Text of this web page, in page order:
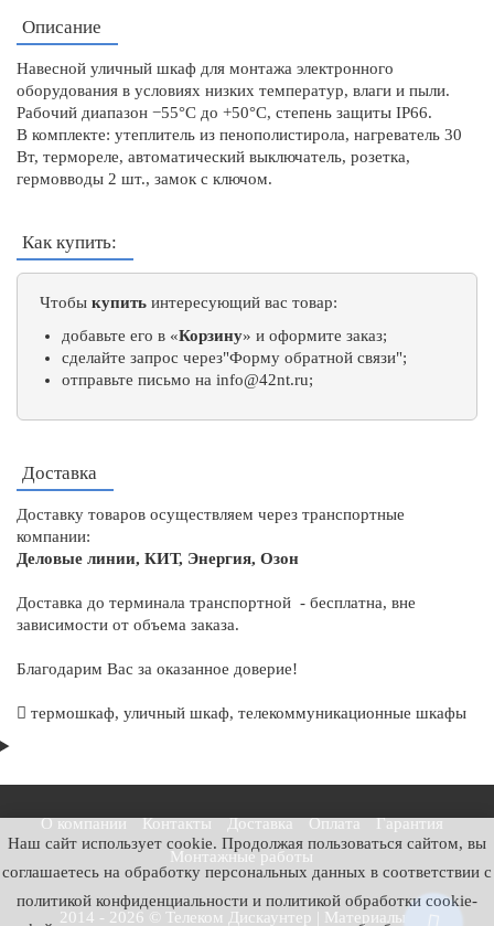
Описание
Навесной уличный шкаф для монтажа электронного
оборудования в условиях низких температур, влаги и пыли.
Рабочий диапазон −55°С до +50°С, степень защиты IP66.
В комплекте: утеплитель из пенополистирола, нагреватель 30
Вт, термореле, автоматический выключатель, розетка,
гермовводы 2 шт., замок с ключом.
Как купить:
Чтобы купить интересующий вас товар:
добавьте его в «Корзину» и оформите заказ;
сделайте запрос через"Форму обратной связи";
отправьте письмо на info@42nt.ru;
Доставка
Доставку товаров осуществляем через транспортные
компании:
Деловые линии, КИТ, Энергия, Озон
Доставка до терминала транспортной - бесплатна, вне
зависимости от объема заказа.
Благодарим Вас за оказанное доверие!
термошкаф, уличный шкаф, телекоммуникационные шкафы
О компании Контакты Доставка Оплата
Гарантия
Монтажные работы
2014 - 2026 © Телеком Дискаунтер | Материалы для
Наш сайт использует cookie. Продолжая пользоваться сайтом, вы
соглашаетесь на обработку персональных данных в соответствии с
политикой конфиденциальности и политикой обработки cookie-